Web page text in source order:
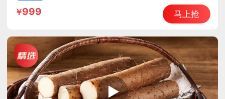
999 马上抢